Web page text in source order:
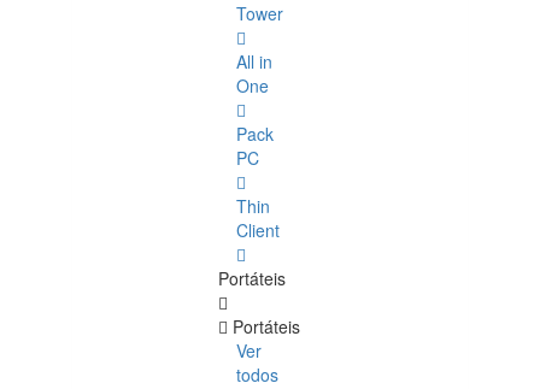
Tower
All in
One
Pack
PC
Thin
Client
Portáteis
Portáteis
Ver
todos